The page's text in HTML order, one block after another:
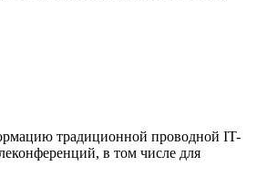
традиционной проводной IT-
в том числе для